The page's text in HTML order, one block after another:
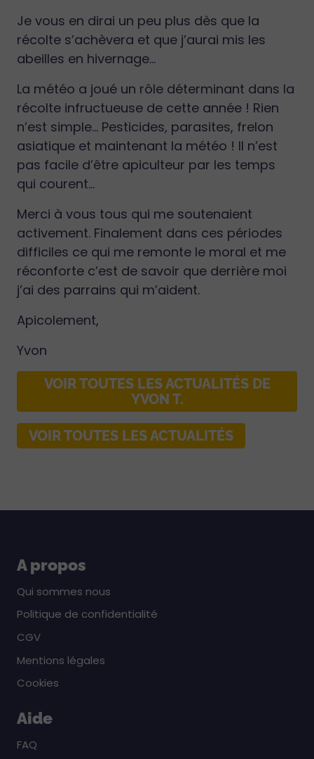
Je vous en dirai un peu plus dès que la
récolte s’achèvera et que j’aurai mis les
abeilles en hivernage...
La météo a joué un rôle déterminant dans la
récolte infructueuse de cette année ! Rien
n’est simple… Pesticides, parasites, frelon
asiatique et maintenant la météo ! Il n’est
pas facile d’être apiculteur par les temps
qui courent…
Merci à vous tous qui me soutenaient
activement. Finalement dans ces périodes
difficiles ce qui me remonte le moral et me
réconforte c’est de savoir que derrière moi
j’ai des parrains qui m’aident.
Apicolement,
Yvon
VOIR TOUTES LES ACTUALITÉS DE
YVON T.
VOIR TOUTES LES ACTUALITÉS
A propos
Qui sommes nous
Politique de confidentialité
CGV
Mentions légales
Cookies
Aide
FAQ